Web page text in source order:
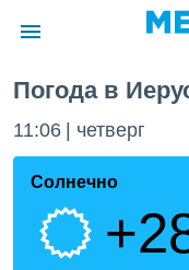
о
Погода в
11:06 четверг
Солнечно